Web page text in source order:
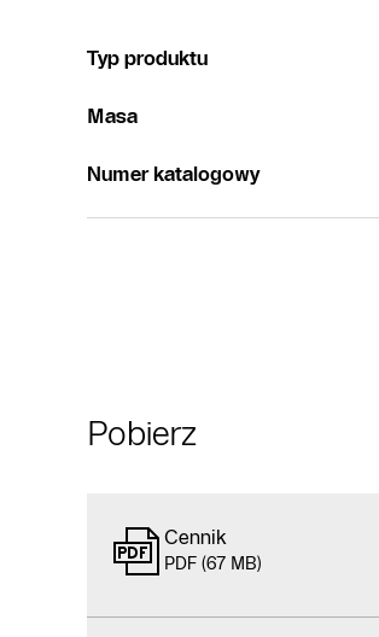
Typ produktu
Masa
Numer katalogowy
Pobierz
Cennik
PDF (67 MB)